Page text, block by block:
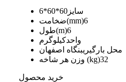
سایز60*60*6
ضخامت(mm)6
طول(m)6
واحدکیلوگرم
محل بارگیریبنگاه اصفهان
وزن هر شاخه (kg)32
خرید محصول